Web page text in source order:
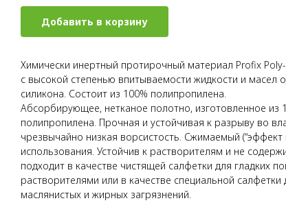
Добавить в корзину
Химически инертный протирочный материал Profix
с высокой степенью впитываемости жидкости и масел
силикона. Состоит из 100% полипропилена.
Абсорбирующее, нетканое полотно, изготовленное из
полипропилена. Прочная и устойчивая к разрыву во
чрезвычайно низкая ворсистость. Сжимаемый (“эффект
использования. Устойчив к растворителям и не
подходит в качестве чистящей салфетки для гладких
растворителями или в качестве специальной салфетки
маслянистых и жирных загрязнений.